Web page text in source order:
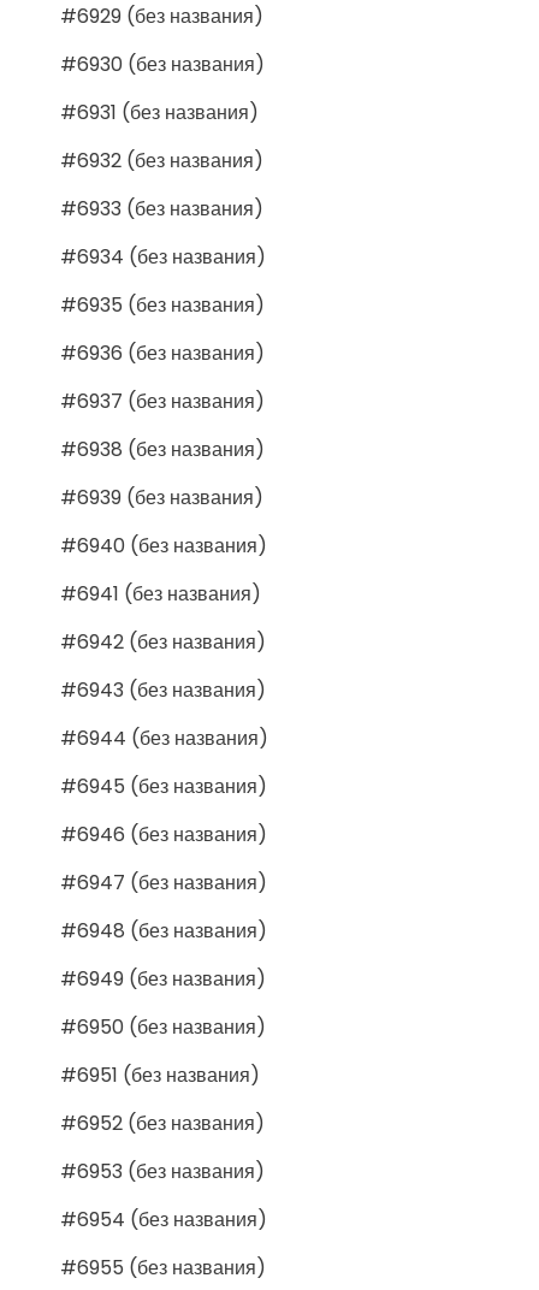
#6929 (без названия)
#6930 (без названия)
#6931 (без названия)
#6932 (без названия)
#6933 (без названия)
#6934 (без названия)
#6935 (без названия)
#6936 (без названия)
#6937 (без названия)
#6938 (без названия)
#6939 (без названия)
#6940 (без названия)
#6941 (без названия)
#6942 (без названия)
#6943 (без названия)
#6944 (без названия)
#6945 (без названия)
#6946 (без названия)
#6947 (без названия)
#6948 (без названия)
#6949 (без названия)
#6950 (без названия)
#6951 (без названия)
#6952 (без названия)
#6953 (без названия)
#6954 (без названия)
#6955 (без названия)